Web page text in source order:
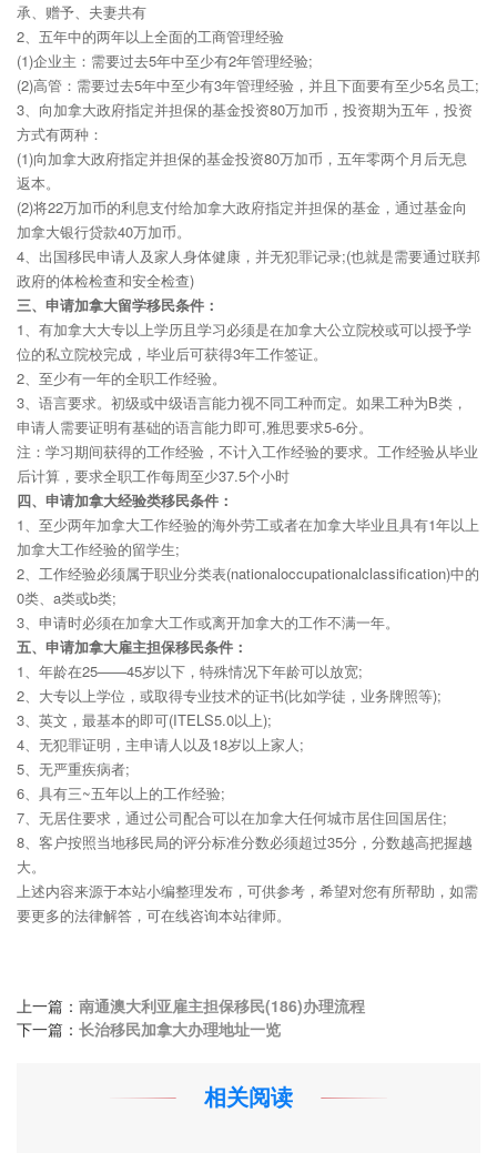
承、赠予、夫妻共有
2、五年中的两年以上全面的工商管理经验
(1)企业主：需要过去5年中至少有2年管理经验;
(2)高管：需要过去5年中至少有3年管理经验，并且下面要有至少5名员工;
3、向加拿大政府指定并担保的基金投资80万加币，投资期为五年，投资
方式有两种：
(1)向加拿大政府指定并担保的基金投资80万加币，五年零两个月后无息
返本。
(2)将22万加币的利息支付给加拿大政府指定并担保的基金，通过基金向
加拿大银行贷款40万加币。
4、出国移民申请人及家人身体健康，并无犯罪记录;(也就是需要通过联邦
政府的体检检查和安全检查)
三、申请加拿大留学移民条件：
1、有加拿大大专以上学历且学习必须是在加拿大公立院校或可以授予学
位的私立院校完成，毕业后可获得3年工作签证。
2、至少有一年的全职工作经验。
3、语言要求。初级或中级语言能力视不同工种而定。如果工种为B类，
申请人需要证明有基础的语言能力即可,雅思要求5-6分。
注：学习期间获得的工作经验，不计入工作经验的要求。工作经验从毕业
后计算，要求全职工作每周至少37.5个小时
四、申请加拿大经验类移民条件：
1、至少两年加拿大工作经验的海外劳工或者在加拿大毕业且具有1年以上
加拿大工作经验的留学生;
2、工作经验必须属于职业分类表(nationaloccupationalclassification)中的
0类、a类或b类;
3、申请时必须在加拿大工作或离开加拿大的工作不满一年。
五、申请加拿大雇主担保移民条件：
1、年龄在25——45岁以下，特殊情况下年龄可以放宽;
2、大专以上学位，或取得专业技术的证书(比如学徒，业务牌照等);
3、英文，最基本的即可(ITELS5.0以上);
4、无犯罪证明，主申请人以及18岁以上家人;
5、无严重疾病者;
6、具有三~五年以上的工作经验;
7、无居住要求，通过公司配合可以在加拿大任何城市居住回国居住;
8、客户按照当地移民局的评分标准分数必须超过35分，分数越高把握越
大。
上述内容来源于本站小编整理发布，可供参考，希望对您有所帮助，如需
要更多的法律解答，可在线咨询本站律师。
上一篇： 南通澳大利亚雇主担保移民(186)办理流程
下一篇： 长治移民加拿大办理地址一览
相关阅读